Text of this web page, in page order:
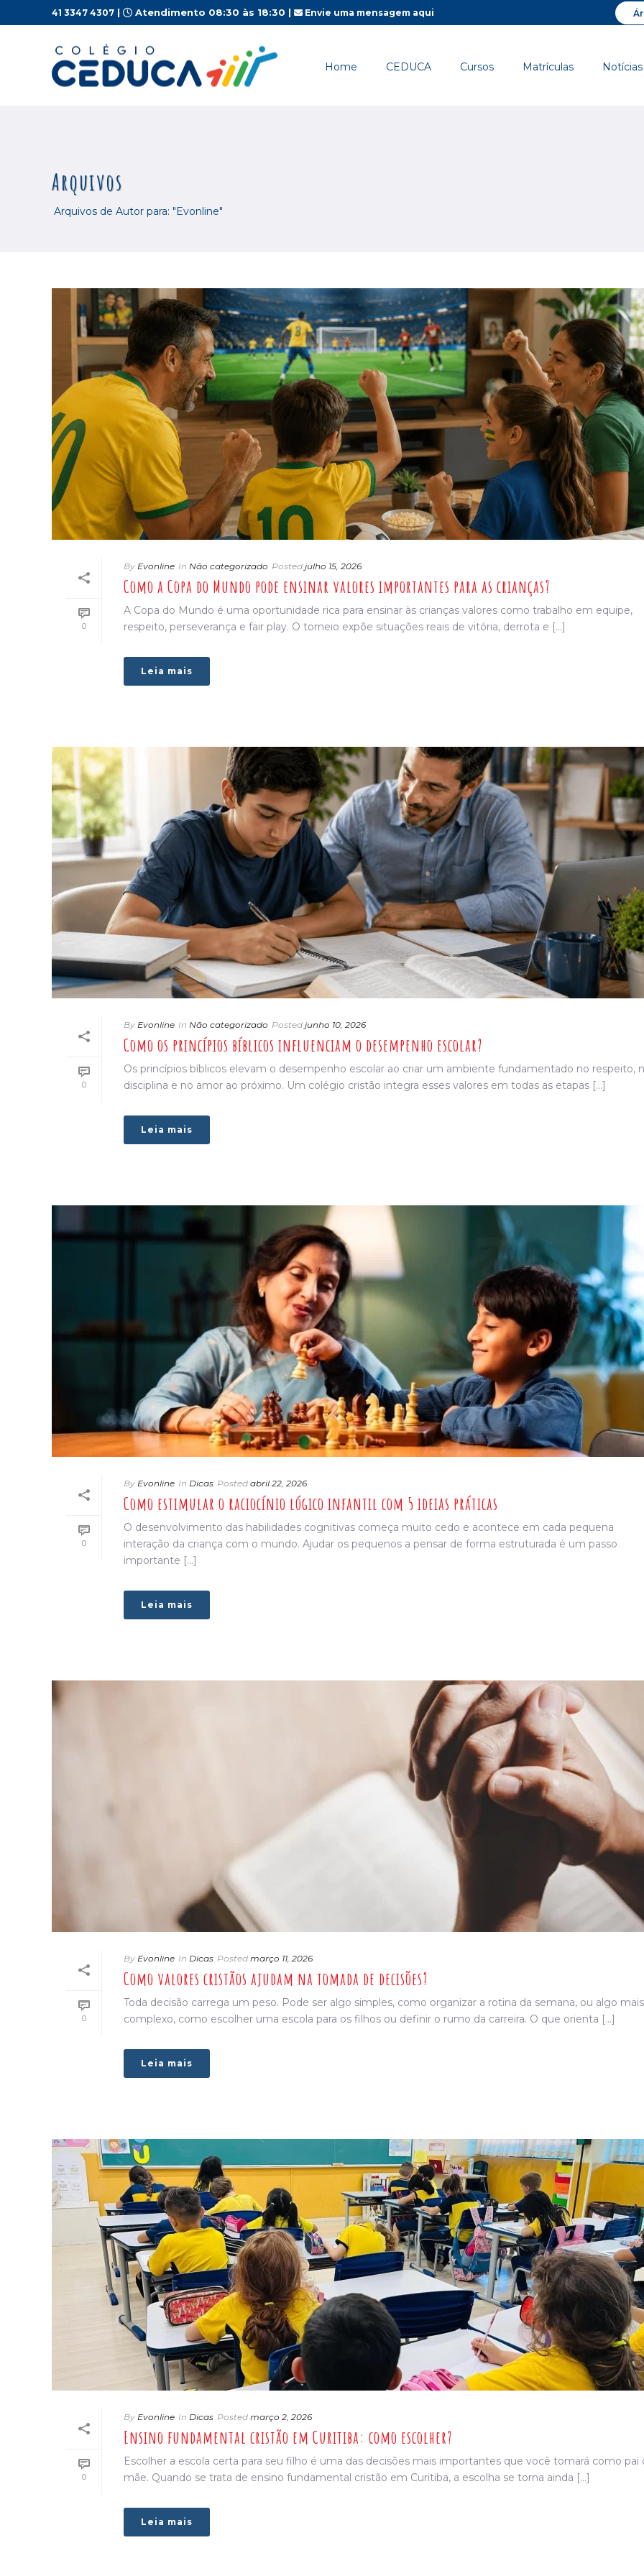
Warning: Undefined array key "url" in/home/ceducaco/public_html/wp-content/plugins/seo-by-rank-math/includes/
41 3347 4307 | Atendimento 08:30 às 18:30 | Envie uma mensagem aqui
Home CEDUCA Cursos Matrículas Notícias
Arquivos
Arquivos de Autor para: "Evonline"
0
By Evonline In Não categorizado Posted julho 15, 2026
Como a Copa do Mundo pode ensinar valores importantes para as crianças?
A Copa do Mundo é uma oportunidade rica para ensinar às crianças valores como trabalho em equipe,
respeito, perseverança e fair play. O torneio expõe situações reais de vitória, derrota e [...]
Leia mais
0
By Evonline In Não categorizado Posted junho 10, 2026
Como os princípios bíblicos influenciam o desempenho escolar?
Os princípios bíblicos elevam o desempenho escolar ao criar um ambiente fundamentado no respeito,
disciplina e no amor ao próximo. Um colégio cristão integra esses valores em todas as etapas [...]
Leia mais
0
By Evonline In Dicas Posted abril 22, 2026
Como estimular o raciocínio lógico infantil com 5 ideias práticas
O desenvolvimento das habilidades cognitivas começa muito cedo e acontece em cada pequena
interação da criança com o mundo. Ajudar os pequenos a pensar de forma estruturada é um passo
importante [...]
Leia mais
0
By Evonline In Dicas Posted março 11, 2026
Como valores cristãos ajudam na tomada de decisões?
Toda decisão carrega um peso. Pode ser algo simples, como organizar a rotina da semana, ou algo mais
complexo, como escolher uma escola para os filhos ou definir o rumo da carreira. O que orienta [...]
Leia mais
0
By Evonline In Dicas Posted março 2, 2026
Ensino fundamental cristão em Curitiba: como escolher?
Escolher a escola certa para seu filho é uma das decisões mais importantes que você tomará como pai
mãe. Quando se trata de ensino fundamental cristão em Curitiba, a escolha se torna ainda [...]
Leia mais